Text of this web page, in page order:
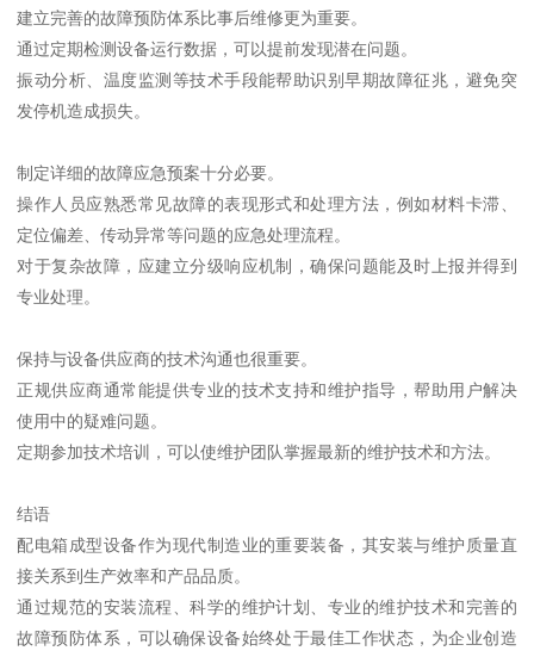
建立完善的故障预防体系比事后维修更为重要。
通过定期检测设备运行数据，可以提前发现潜在问题。
振动分析、温度监测等技术手段能帮助识别早期故障征兆，避免突
发停机造成损失。
制定详细的故障应急预案十分必要。
操作人员应熟悉常见故障的表现形式和处理方法，例如材料卡滞、
定位偏差、传动异常等问题的应急处理流程。
对于复杂故障，应建立分级响应机制，确保问题能及时上报并得到
专业处理。
保持与设备供应商的技术沟通也很重要。
正规供应商通常能提供专业的技术支持和维护指导，帮助用户解决
使用中的疑难问题。
定期参加技术培训，可以使维护团队掌握最新的维护技术和方法。
结语
配电箱成型设备作为现代制造业的重要装备，其安装与维护质量直
接关系到生产效率和产品品质。
通过规范的安装流程、科学的维护计划、专业的维护技术和完善的
故障预防体系，可以确保设备始终处于最佳工作状态，为企业创造